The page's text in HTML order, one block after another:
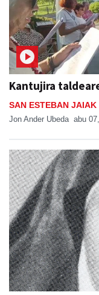
Kantujira
SAN ESTEBAN
Jon Ander Ubeda abu